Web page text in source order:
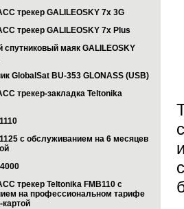
трекер GALILEOSKY 7x 3G
трекер GALILEOSKY 7x Plus
маяк GALILEOSKY
GlobalSat BU-353 GLONASS (USB)
трекер-закладка Teltonika
с обслуживанием на 6 месяцев
трекер Teltonika FMB110 с
на профессиональном тарифе